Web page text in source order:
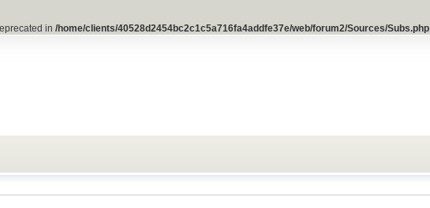
in /home/clients/40528d2454bc2c1c5a716fa4addfe37e/web/forum2/Sources/Subs.php